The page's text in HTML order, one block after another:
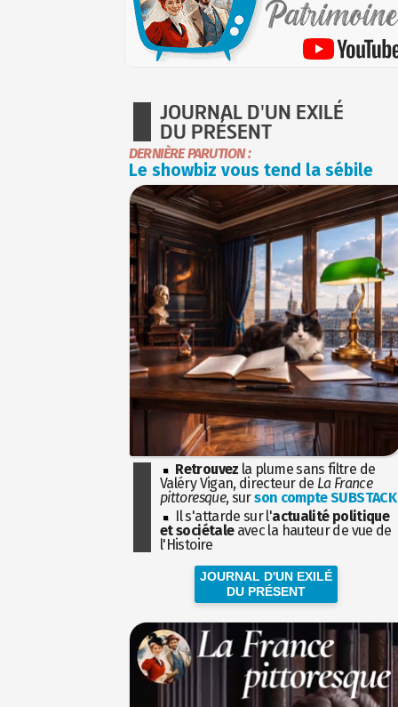
JOURNAL D'UN EXILÉ
DU PRÉSENT
DERNIÈRE PARUTION :
Le showbiz vous tend la sébile
Retrouvez la plume sans filtre de
Valéry Vigan, directeur de La France
pittoresque, surson compte SUBSTACK
Il s'attarde sur l'actualité politique
et sociétaleavec la hauteur de vue de
l'Histoire
JOURNAL D'UN EXILÉ
DU PRÉSENT